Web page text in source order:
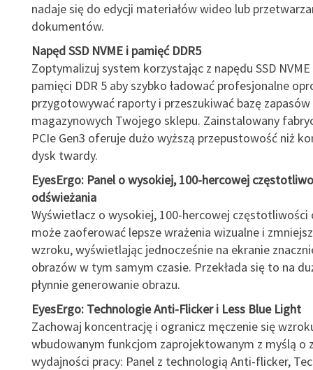
nadaje się do edycji materiałów wideo lub
dokumentów.
Napęd SSD NVME i pamięć DDR5
Zoptymalizuj system korzystając z napędu SSD NVME
pamięci DDR 5 aby szybko ładować profesjonalne
przygotowywać raporty i przeszukiwać bazę zapasów
magazynowych Twojego sklepu. Zainstalowany
PCIe Gen3 oferuje dużo wyższą przepustowość niż
dysk twardy.
EyesErgo: Panel o wysokiej, 100-hercowej
odświeżania
Wyświetlacz o wysokiej, 100-hercowej częstotliwości
może zaoferować lepsze wrażenia wizualne i
wzroku, wyświetlając jednocześnie na ekranie
obrazów w tym samym czasie. Przekłada się to na
płynnie generowanie obrazu.
EyesErgo: Technologie Anti-Flicker i Less Blue Light
Zachowaj koncentrację i ogranicz męczenie się
wbudowanym funkcjom zaprojektowanym z myślą o
wydajności pracy: Panel z technologią Anti-flicker,